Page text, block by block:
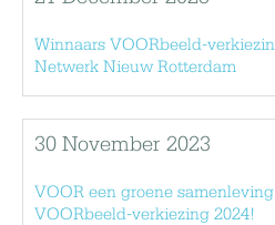
Winnaars VOORbeeld-
Netwerk Nieuw Rotterdam
30 November 2023
VOOR een groene
VOORbeeld-verkiezing 2024!